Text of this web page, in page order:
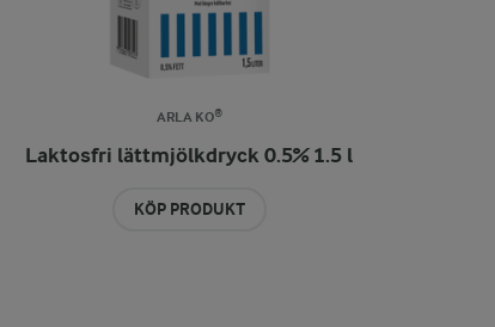
ARLA KO®
Laktosfri lättmjölkdryck 0.5% 1.5 l
KÖP PRODUKT